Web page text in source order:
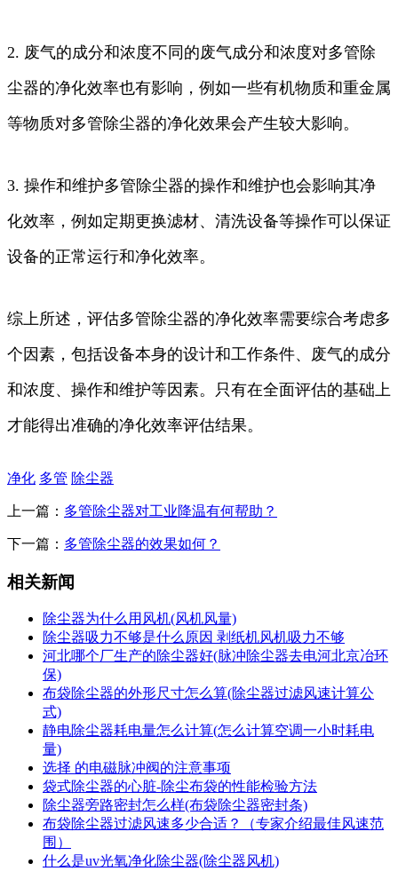
2. 废气的成分和浓度不同的废气成分和浓度对多管除
尘器的净化效率也有影响，例如一些有机物质和重金属
等物质对多管除尘器的净化效果会产生较大影响。
3. 操作和维护多管除尘器的操作和维护也会影响其净
化效率，例如定期更换滤材、清洗设备等操作可以保证
设备的正常运行和净化效率。
综上所述，评估多管除尘器的净化效率需要综合考虑多
个因素，包括设备本身的设计和工作条件、废气的成分
和浓度、操作和维护等因素。只有在全面评估的基础上
才能得出准确的净化效率评估结果。
净化 多管 除尘器
上一篇： 多管除尘器对工业降温有何帮助？
下一篇： 多管除尘器的效果如何？
相关新闻
除尘器为什么用风机(风机风量)
除尘器吸力不够是什么原因 剥纸机风机吸力不够
河北哪个厂生产的除尘器好(脉冲除尘器去电河北京冶环
保)
布袋除尘器的外形尺寸怎么算(除尘器过滤风速计算公
式)
静电除尘器耗电量怎么计算(怎么计算空调一小时耗电
量)
选择 的电磁脉冲阀的注意事项
袋式除尘器的心脏-除尘布袋的性能检验方法
除尘器旁路密封怎么样(布袋除尘器密封条)
布袋除尘器过滤风速多少合适？（专家介绍最佳风速范
围）
什么是uv光氧净化除尘器(除尘器风机)